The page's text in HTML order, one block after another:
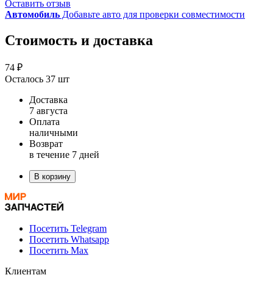
Оставить отзыв
Автомобиль Добавьте авто для проверки совместимости
Стоимость и доставка
74 ₽
Осталось 37 шт
Доставка
7 августа
Оплата
наличными
Возврат
в течение 7 дней
В корзину
Посетить Telegram
Посетить Whatsapp
Посетить Max
Клиентам